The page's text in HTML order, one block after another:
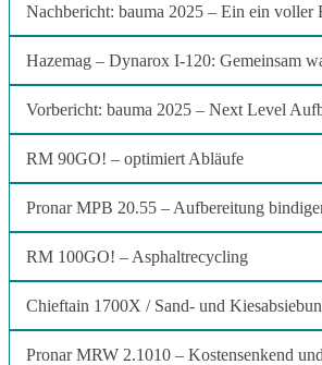
Nachbericht: bauma 2025 – Ein ein voller
Hazemag – Dynarox I-120: Gemeinsam
Vorbericht: bauma 2025 – Next Level
RM 90GO! – optimiert Abläufe
Pronar MPB 20.55 – Aufbereitung
RM 100GO! – Asphaltrecycling
Chieftain 1700X / Sand- und
Pronar MRW 2.1010 – Kostensenkend